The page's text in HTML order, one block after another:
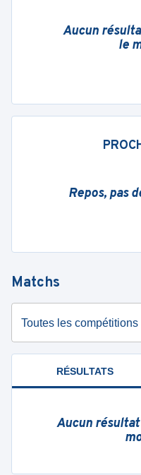
Aucun
le
Repos, pas
Matchs
Toutes les compétitions
RÉSULTATS
Aucun